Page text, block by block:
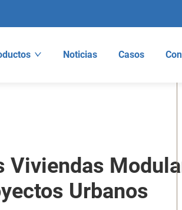
Noticias Casos
Urbanos